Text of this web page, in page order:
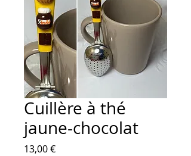
Cuillère à thé
jaune-chocolat
13,00 €Prix